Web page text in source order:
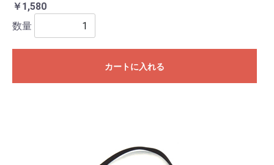
￥1,580
数量
カートに入れる